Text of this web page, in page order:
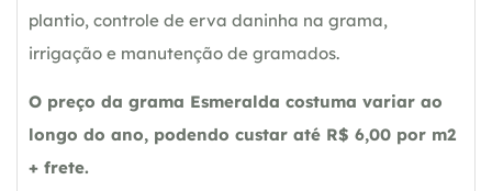
plantio, controle de erva daninha na grama,
irrigação e manutenção de gramados.
O preço da grama Esmeralda costuma variar ao
longo do ano, podendo custar até R$ 6,00 por m2
+ frete.